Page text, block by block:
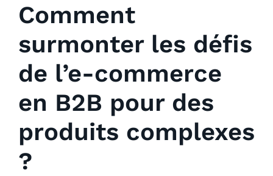
Comment
surmonter les défis
de l’e-commerce
en B2B pour des
produits complexes
?